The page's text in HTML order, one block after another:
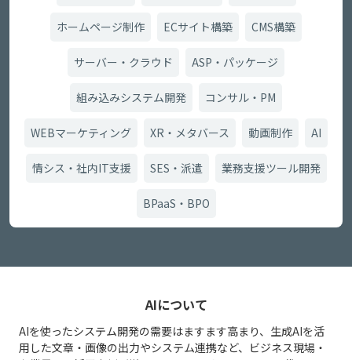
ホームページ制作 ECサイト構築 CMS構築
サーバー・クラウド ASP・パッケージ
組み込みシステム開発 コンサル・PM
WEBマーケティング XR・メタバース 動画制作 AI
情シス・社内IT支援 SES・派遣 業務支援ツール開発
BPaaS・BPO
AIについて
AIを使ったシステム開発の需要はますます高まり、生成AIを活
用した文章・画像の出力やシステム連携など、ビジネス現場・